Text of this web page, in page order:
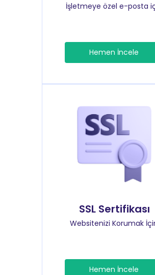
İşletmeye özel e-posta
Hemen İncele
SSL Sertifikası
Websitenizi Korumak
Hemen İncele